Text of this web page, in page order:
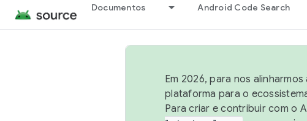
Documentos Android Code Search
Em 2026, para nos
plataforma para o
Para criar e contribuir com o